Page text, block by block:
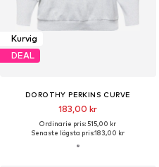
Kurvig
DEAL
DOROTHY PERKINS CURVE
183,00 kr
Ordinarie pris: 515,00 kr
Senaste lägsta pris:183,00 kr